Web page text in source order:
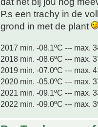
P.s een trachy in de
grond in met de plant
2017 min. -08.1ºC --- max.
2018 min. -08.6ºC --- max.
2019 min. -07.0ºC --- max.
2020 min. -05.0ºC --- max.
2021 min. -09.1ºC --- max.
2022 min. -09.0ºC --- max.